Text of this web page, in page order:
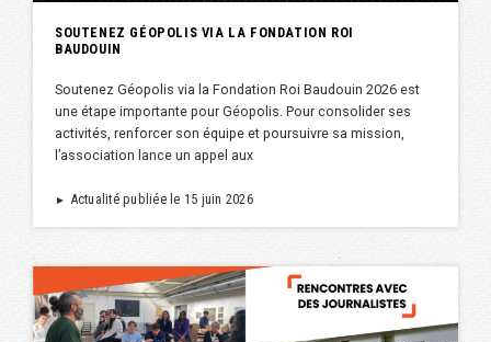
SOUTENEZ GÉOPOLIS VIA LA FONDATION ROI
BAUDOUIN
Soutenez Géopolis via la Fondation Roi Baudouin 2026 est
une étape importante pour Géopolis. Pour consolider ses
activités, renforcer son équipe et poursuivre sa mission,
l’association lance un appel aux
► Actualité publiée le 15 juin 2026